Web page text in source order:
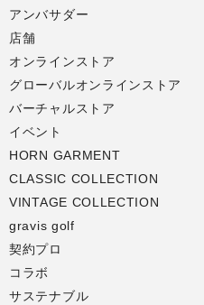
アンバサダー
店舗
オンラインストア
グローバルオンラインストア
バーチャルストア
イベント
HORN GARMENT
CLASSIC COLLECTION
VINTAGE COLLECTION
gravis golf
契約プロ
コラボ
サステナブル